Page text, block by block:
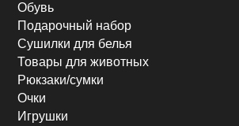
Обувь
Подарочный набор
Сушилки для белья
Товары для животных
Рюкзаки/сумки
Очки
Игрушки